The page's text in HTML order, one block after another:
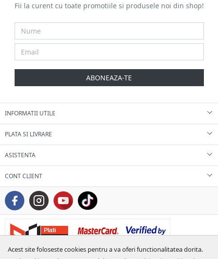
Acest site foloseste cookies pentru a va oferi functionalitatea dorita.
Fii la curent cu toate promotiile si produsele noi din shop!
ABONEAZA-TE
INFORMATII UTILE
PLATA SI LIVRARE
ASISTENTA
CONT CLIENT